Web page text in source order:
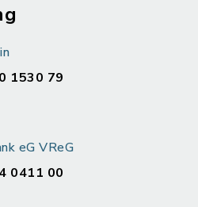
1530 79
eG VReG
0411 00